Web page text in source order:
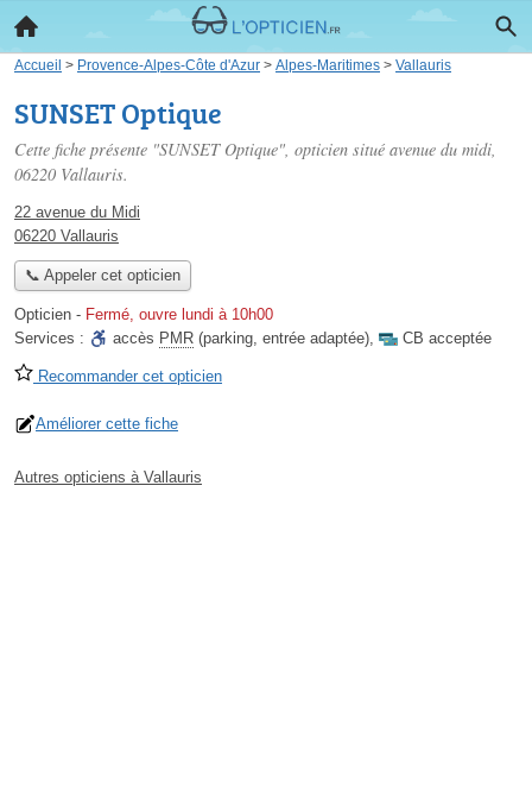
Accueil > Provence-Alpes-Côte d'Azur > Alpes-Maritimes > Vallauris
SUNSET Optique
Cette fiche présente "SUNSET Optique", opticien situé avenue du midi,
06220 Vallauris.
22 avenue du Midi
06220 Vallauris
📞 Appeler cet opticien
Opticien - Fermé, ouvre lundi à 10h00
Services :
accès PMR (parking, entrée adaptée), CB acceptée
Recommander cet opticien
Améliorer cette fiche
Autres opticiens à Vallauris